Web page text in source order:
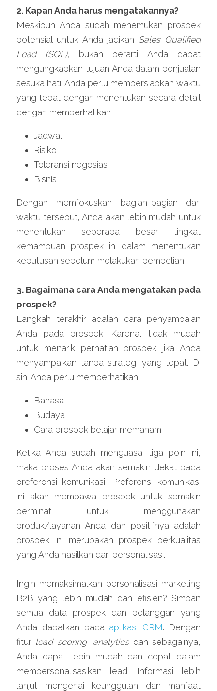
2. Kapan Anda harus mengatakannya?
Meskipun Anda sudah menemukan prospek
potensial untuk Anda jadikan Sales Qualified
Lead (SQL),
bukan berarti Anda dapat
mengungkapkan tujuan Anda dalam penjualan
sesuka hati. Anda perlu mempersiapkan waktu
yang tepat dengan menentukan secara detail
dengan memperhatikan
Jadwal
Risiko
Toleransi negosiasi
Bisnis
Dengan memfokuskan bagian-bagian dari
waktu tersebut, Anda akan lebih mudah untuk
menentukan seberapa besar tingkat
kemampuan prospek ini dalam menentukan
keputusan sebelum melakukan pembelian.
3. Bagaimana cara Anda mengatakan pada
prospek?
Langkah terakhir adalah cara penyampaian
Anda pada prospek. Karena, tidak mudah
untuk menarik perhatian prospek jika Anda
menyampaikan tanpa strategi yang tepat. Di
sini Anda perlu memperhatikan
Bahasa
Budaya
Cara prospek belajar memahami
Ketika Anda sudah menguasai tiga poin ini,
maka proses Anda akan semakin dekat pada
preferensi komunikasi. Preferensi komunikasi
ini akan membawa prospek untuk semakin
berminat untuk menggunakan
produk/layanan Anda dan positifnya adalah
prospek ini merupakan prospek berkualitas
yang Anda hasilkan dari personalisasi.
Ingin memaksimalkan personalisasi marketing
B2B yang lebih mudah dan efisien? Simpan
semua data prospek dan pelanggan yang
Anda dapatkan pada aplikasi CRM. Dengan
fitur lead scoring, analytics dan sebagainya,
Anda dapat lebih mudah dan cepat dalam
mempersonalisasikan lead. Informasi lebih
lanjut mengenai keunggulan dan manfaat